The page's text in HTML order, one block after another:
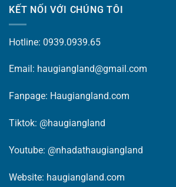
KẾT NỐI VỚI CHÚNG TÔI
Hotline: 0939.0939.65
Email: haugiangland@gmail.com
Fanpage: Haugiangland.com
Tiktok: @haugiangland
Youtube: @nhadathaugiangland
Website: haugiangland.com